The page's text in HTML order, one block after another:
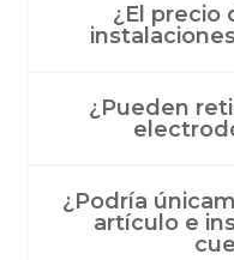
¿El precio
¿Pueden
¿Podría
artículo e